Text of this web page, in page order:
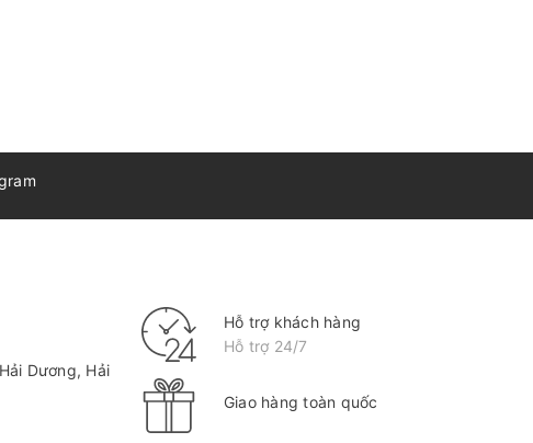
Dương, Hải
Hỗ trợ khách hàng
Hỗ trợ 24/7
Giao hàng toàn quốc